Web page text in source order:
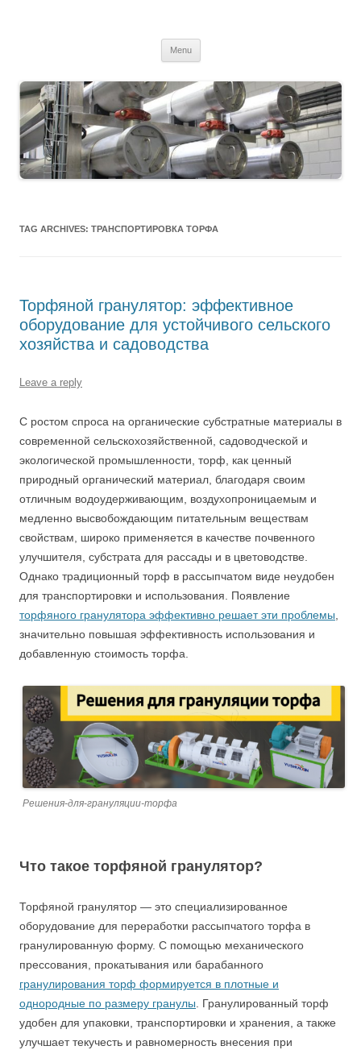
Menu
TAG ARCHIVES: ТРАНСПОРТИРОВКА ТОРФА
Торфяной гранулятор: эффективное
оборудование для устойчивого сельского
хозяйства и садоводства
Leave a reply
С ростом спроса на органические субстратные материалы в
современной сельскохозяйственной, садоводческой и
экологической промышленности, торф, как ценный
природный органический материал, благодаря своим
отличным водоудерживающим, воздухопроницаемым и
медленно высвобождающим питательным веществам
свойствам, широко применяется в качестве почвенного
улучшителя, субстрата для рассады и в цветоводстве.
Однако традиционный торф в рассыпчатом виде неудобен
для транспортировки и использования. Появление
торфяного гранулятора эффективно решает эти проблемы
значительно повышая эффективность использования и
добавленную стоимость торфа.
Решения-для-грануляции-торфа
Что такое торфяной гранулятор?
Торфяной гранулятор — это специализированное
оборудование для переработки рассыпчатого торфа в
гранулированную форму. С помощью механического
прессования, прокатывания или барабанного
гранулирования торф формируется в плотные и
однородные по размеру гранулы . Гранулированный торф
удобен для упаковки, транспортировки и хранения, а также
улучшает текучесть и равномерность внесения при